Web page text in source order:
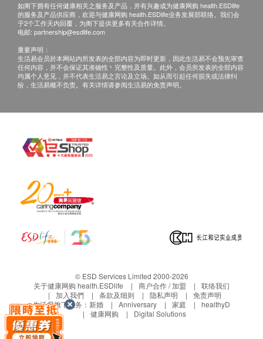
如阁下拥有任何健康相关之服务及产品，并有兴趣成为健康网购 health.ESDlife
的服务及产品供应商，欢迎与健康网购 health.ESDlife业务发展部联络。我们会
于2个工作天内回覆，为阁下提供更多有关合作详情。
电邮: partnership@esdlife.com
重要声明：
生活易会员於本网站内所发表的全部内容为即时更新，因此生活易不会预先审查
任何内容，并不会保证其准确性丶完整性及质量。此外，会员所发表的全部内容
均属个人意见，并不代表生活易之言论及立场。如从而引起任何损失或法律纠
纷，生活易概不负责。有关详情请参阅生活易的免责声明。
© ESD Services Limited 2000-2026
关于健康网购 health.ESDlife
商户合作 / 加盟
联络我们
加入我們
条款及细则 隐私声明
免责声明
生活易旗下业务： 新婚 Anniversary 家庭
healthyD
健康网购
Digital Solutions